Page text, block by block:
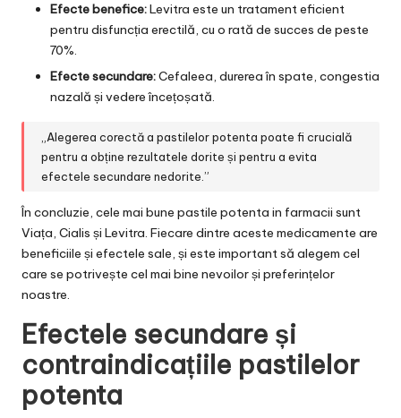
Efecte benefice:Levitra este un tratament eficient
pentru disfuncția erectilă, cu o rată de succes de peste
70%.
Efecte secundare:Cefaleea, durerea în spate, congestia
nazală și vedere încețoșată.
„Alegerea corectă a pastilelor potenta poate fi crucială
pentru a obține rezultatele dorite și pentru a evita
efectele secundare nedorite.”
În concluzie, cele mai bune pastile potenta in farmacii sunt
Viața, Cialis și Levitra. Fiecare dintre aceste medicamente are
beneficiile și efectele sale, și este important să alegem cel
care se potrivește cel mai bine nevoilor și preferințelor
noastre.
Efectele secundare și
contraindicațiile pastilelor
potenta